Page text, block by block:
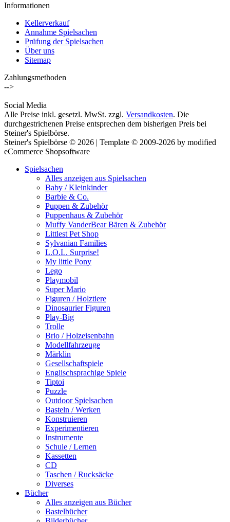
Informationen
Kellerverkauf
Annahme Spielsachen
Prüfung der Spielsachen
Über uns
Sitemap
Zahlungsmethoden
-->
Social Media
Alle Preise inkl. gesetzl. MwSt. zzgl. Versandkosten. Die
durchgestrichenen Preise entsprechen dem bisherigen Preis bei
Steiner's Spielbörse.
Steiner's Spielbörse © 2026 | Template © 2009-2026 by modified
eCommerce Shopsoftware
Spielsachen
Alles anzeigen aus Spielsachen
Baby / Kleinkinder
Barbie & Co.
Puppen & Zubehör
Puppenhaus & Zubehör
Muffy VanderBear Bären & Zubehör
Littlest Pet Shop
Sylvanian Families
L.O.L. Surprise!
My little Pony
Lego
Playmobil
Super Mario
Figuren / Holztiere
Dinosaurier Figuren
Play-Big
Trolle
Brio / Holzeisenbahn
Modellfahrzeuge
Märklin
Gesellschaftspiele
Englischsprachige Spiele
Tiptoi
Puzzle
Outdoor Spielsachen
Basteln / Werken
Konstruieren
Experimentieren
Instrumente
Schule / Lernen
Kassetten
CD
Taschen / Rucksäcke
Diverses
Bücher
Alles anzeigen aus Bücher
Bastelbücher